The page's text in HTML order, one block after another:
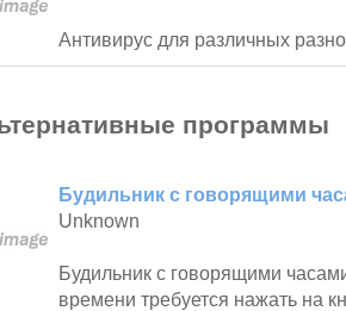
Антивирус для различных
программы
Будильник с говорящими
Unknown
Будильник с говорящими
времени требуется нажать на